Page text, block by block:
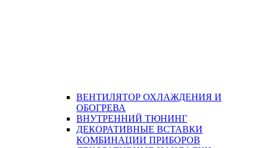
ВЕНТИЛЯТОР ОХЛАЖДЕНИЯ И
ОБОГРЕВА
ВНУТРЕННИЙ ТЮНИНГ
ДЕКОРАТИВНЫЕ ВСТАВКИ
КОМБИНАЦИИ ПРИБОРОВ